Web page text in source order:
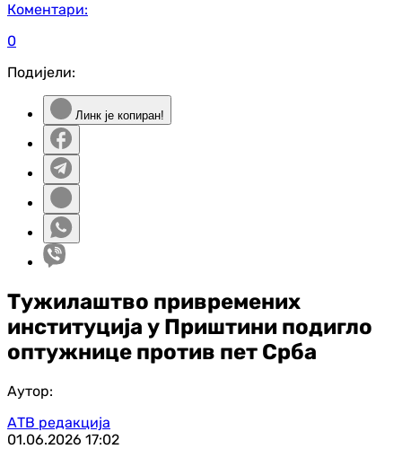
Коментари:
0
Подијели:
Линк је копиран!
Тужилаштво привремених
институција у Приштини подигло
оптужнице против пет Срба
Аутор:
АТВ редакција
01.06.2026 17:02